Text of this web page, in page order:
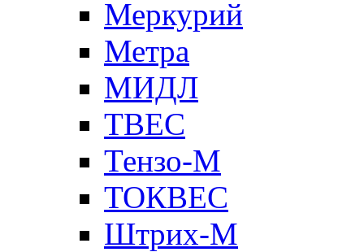
Меркурий
Метра
МИДЛ
ТВЕС
Тензо-М
ТОКВЕС
Штрих-М